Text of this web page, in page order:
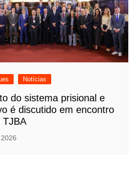
Notícias
do sistema prisional e
é discutido em encontro
TJBA